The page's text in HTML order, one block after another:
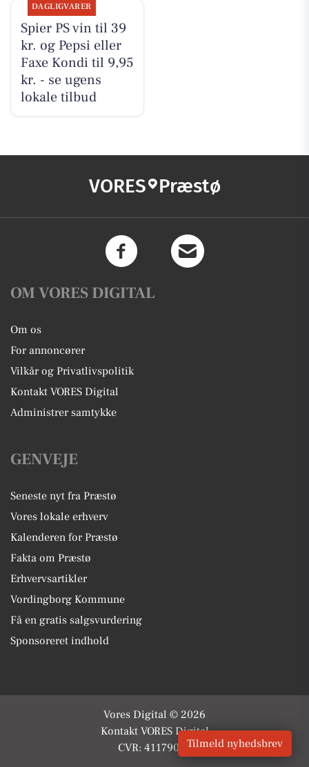
DAGLIGVARER
Spier PS vin til 39
kr. og Pepsi eller
Faxe Kondi til 9,95
kr. - se ugens
lokale tilbud
VORES Præstø
OM VORES DIGITAL
Om os
For annoncører
Vilkår og Privatlivspolitik
Kontakt VORES Digital
Administrer samtykke
GENVEJE
Seneste nyt fra Præstø
Vores lokale erhverv
Kalenderen for Præstø
Fakta om Præstø
Erhvervsartikler
Vordingborg Kommune
Få en gratis salgsvurdering
Sponsoreret indhold
Vores Digital © 2026
Kontakt VORES Digital
CVR: 41179082Tilmeld nyhedsbrev